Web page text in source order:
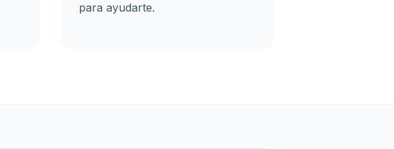
para ayudarte.